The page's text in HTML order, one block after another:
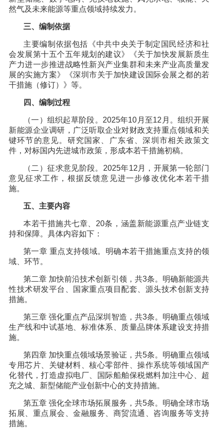
然气及未来能源等重点领域持续发力。
三、编制依据
主要编制依据包括《中共中央关于制定国民经济和社
会发展第十五个五年规划的建议》《关于加快发展新质生
产力进一步推进战略性新兴产业集群和未来产业高质量发
展的实施方案》《深圳市关于加快建设国际会展之都的若
干措施（修订）》等。
四、编制过程
（一）组织起草阶段。2025年10月至12月。组织开展
新能源企业调研，广泛听取企业对财政支持重点领域和关
键环节的意见。研究国家、广东省、深圳市相关政策文
件，对标国内先进城市政策，形成本若干措施初稿。
（二）征求意见阶段。2025年12月，开展第一轮部门
意见征求工作，根据反馈意见进一步修改优化本若干措
施。
五、主要内容
本若干措施共七章、20条，涵盖新能源重点产业链支
持和保障。具体内容如下：
第一章 重点支持领域。明确本若干措施重点支持的领
域、环节。
第二章 加快前沿技术创新引领，共3条。明确新能源共
性技术研发平台、国家重点项目配套、源头技术创新支持
措施。
第三章 强化重点产品深圳智造，共3条。明确重点领域
生产线和中试基地、标准体系、质量品牌体系建设支持措
施。
第四章 加快重点领域场景验证，共5条。明确重点领域
专用芯片、关键材料、核心零部件、操作系统等领域国产
化替代，打造虚拟电厂、国际船舶保税燃料加注中心、超
充之城、新型储能产业创新中心的支持措施。
第五章 强化全球市场拓展服务，共5条。明确全球市场
拓展、重点展会、金融服务、商贸流通、咨询服务等支持
措施。